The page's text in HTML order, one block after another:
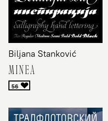
Biljana Stanković
MINEA